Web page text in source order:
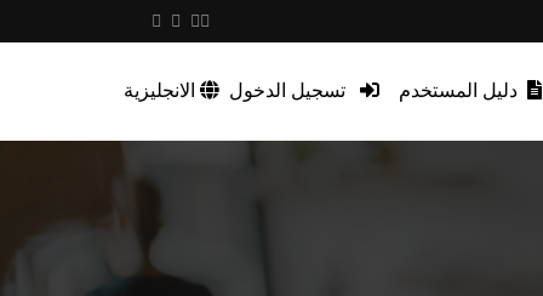
دليل المستخدم تسجيل الدخول الانجليزية